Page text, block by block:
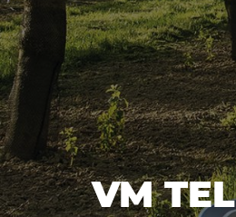
VM